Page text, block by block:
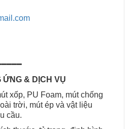
ỨNG & DỊCH VỤ
xốp, PU Foam, mút chống
trời, mút ép và vật liệu
cầu.